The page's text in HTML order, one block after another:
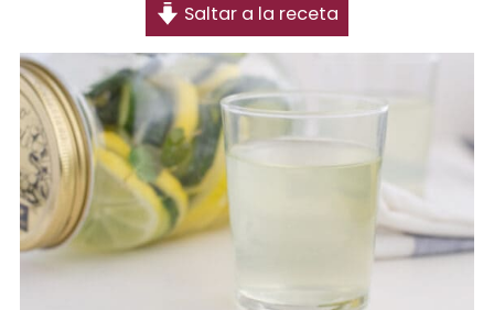
Saltar a la receta